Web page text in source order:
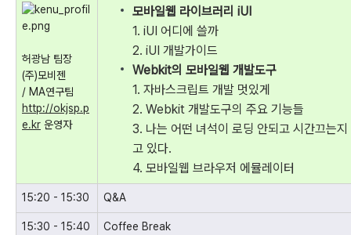
허광남 팀장
(주)모비젠
/ MA연구팀
http://okjsp.p
e.kr 운영자
모바일웹 라이브러리 iUI
1. iUI 어디에 쓸까
2. iUI 개발가이드
Webkit의 모바일웹 개발도구
1. 자바스크립트 개발 멋있게
2. Webkit 개발도구의 주요 기능들
3. 나는 어떤 녀석이 로딩 안되고 시간끄는지
고 있다.
4. 모바일웹 브라우저 에뮬레이터
15:20 - 15:30 Q&A
15:30 - 15:40 Coffee Break